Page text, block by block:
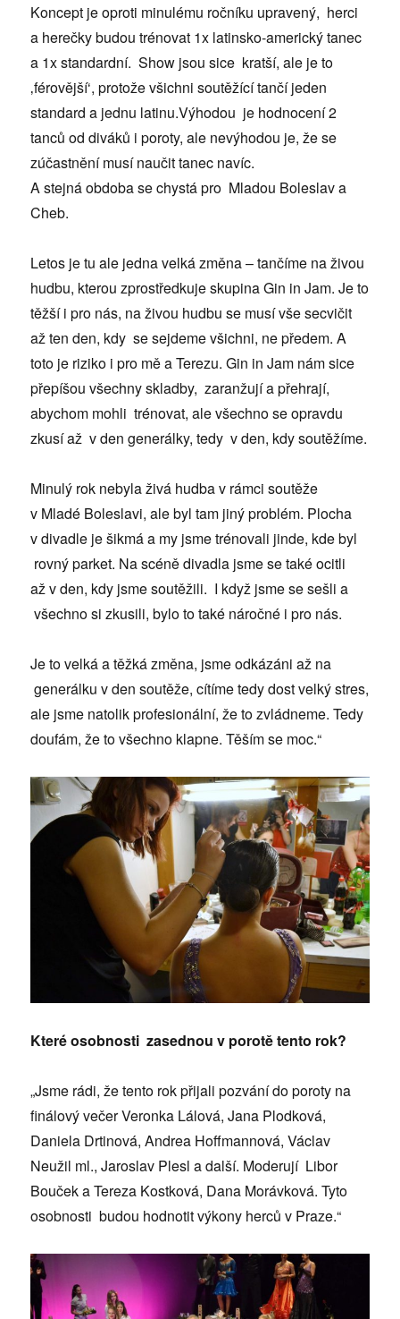
Koncept je oproti minulému ročníku upravený, herci
a herečky budou trénovat 1x latinsko-americký tanec
a 1x standardní. Show jsou sice kratší, ale je to
‚férovější‘, protože všichni soutěžící tančí jeden
standard a jednu latinu.Výhodou je hodnocení 2
tanců od diváků i poroty, ale nevýhodou je, že se
zúčastnění musí naučit tanec navíc.
A stejná obdoba se chystá pro Mladou Boleslav a
Cheb.
Letos je tu ale jedna velká změna – tančíme na živou
hudbu, kterou zprostředkuje skupina Gin in Jam. Je to
těžší i pro nás, na živou hudbu se musí vše secvičit
až ten den, kdy se sejdeme všichni, ne předem. A
toto je riziko i pro mě a Terezu. Gin in Jam nám sice
přepíšou všechny skladby, zaranžují a přehrají,
abychom mohli trénovat, ale všechno se opravdu
zkusí až v den generálky, tedy v den, kdy soutěžíme.
Minulý rok nebyla živá hudba v rámci soutěže
v Mladé Boleslavi, ale byl tam jiný problém. Plocha
v divadle je šikmá a my jsme trénovali jinde, kde byl
rovný parket. Na scéně divadla jsme se také ocitli
až v den, kdy jsme soutěžili. I když jsme se sešli a
všechno si zkusili, bylo to také náročné i pro nás.
Je to velká a těžká změna, jsme odkázáni až na
generálku v den soutěže, cítíme tedy dost velký stres,
ale jsme natolik profesionální, že to zvládneme. Tedy
doufám, že to všechno klapne. Těším se moc.“
Které osobnosti zasednou v porotě tento rok?
„Jsme rádi, že tento rok přijali pozvání do poroty na
finálový večer Veronka Lálová, Jana Plodková,
Daniela Drtinová, Andrea Hoffmannová, Václav
Neužil ml., Jaroslav Plesl a další. Moderují Libor
Bouček a Tereza Kostková, Dana Morávková. Tyto
osobnosti budou hodnotit výkony herců v Praze.“